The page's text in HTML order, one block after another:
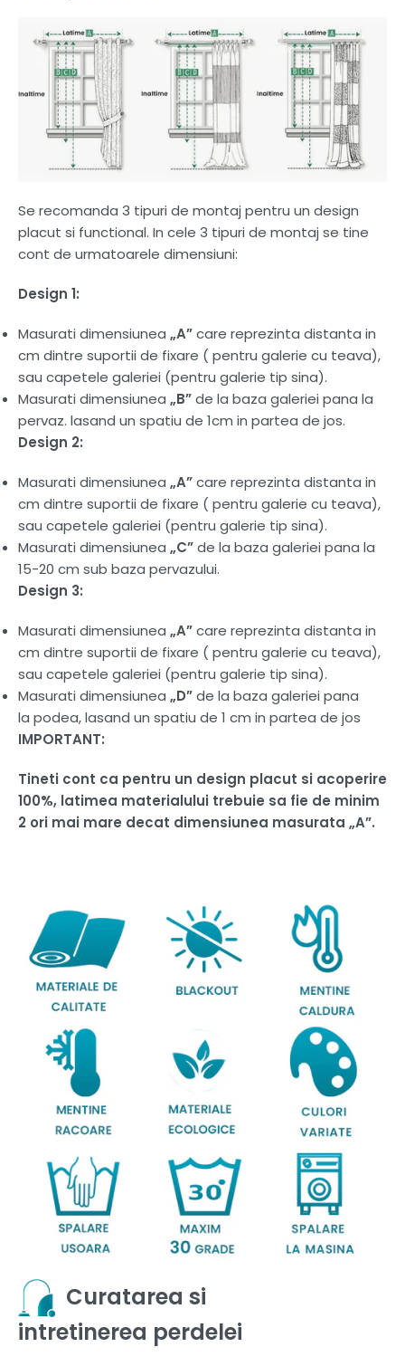
Se recomanda 3 tipuri de montaj pentru un design
placut si functional. In cele 3 tipuri de montaj se tine
cont de urmatoarele dimensiuni:
Design 1:
Masurati dimensiunea „A”care reprezinta distanta in
cm dintre suportii de fixare ( pentru galerie cu teava),
sau capetele galeriei (pentru galerie tip sina).
Masurati dimensiunea „B”de la baza galeriei pana la
pervaz. lasand un spatiu de 1cm in partea de jos.
Design 2:
Masurati dimensiunea „A”care reprezinta distanta in
cm dintre suportii de fixare ( pentru galerie cu teava),
sau capetele galeriei (pentru galerie tip sina).
Masurati dimensiunea „C”de la baza galeriei pana la
15-20 cm sub baza pervazului.
Design 3:
Masurati dimensiunea „A”care reprezinta distanta in
cm dintre suportii de fixare ( pentru galerie cu teava),
sau capetele galeriei (pentru galerie tip sina).
Masurati dimensiunea „D”de la baza galeriei pana
la podea, lasand un spatiu de 1 cm in partea de jos
IMPORTANT:
Tineti cont ca pentru un design placut si acoperire
100%, latimea materialului trebuie sa fie de minim
2 ori mai mare decat dimensiunea masurata „A”.
Curatarea si
intretinerea perdelei